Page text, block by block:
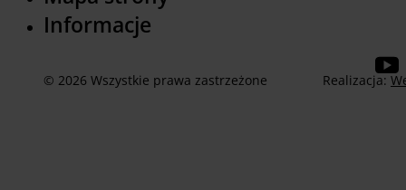
Informacje
© 2026 Wszystkie prawa zastrzeżone Realizacja: